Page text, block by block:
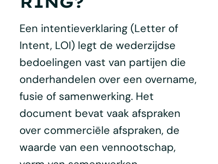
Een intentieverklaring (Letter of
Intent, LOI) legt de wederzijdse
bedoelingen vast van partijen die
onderhandelen over een overname,
fusie of samenwerking. Het
document bevat vaak afspraken
over commerciële afspraken, de
waarde van een vennootschap,